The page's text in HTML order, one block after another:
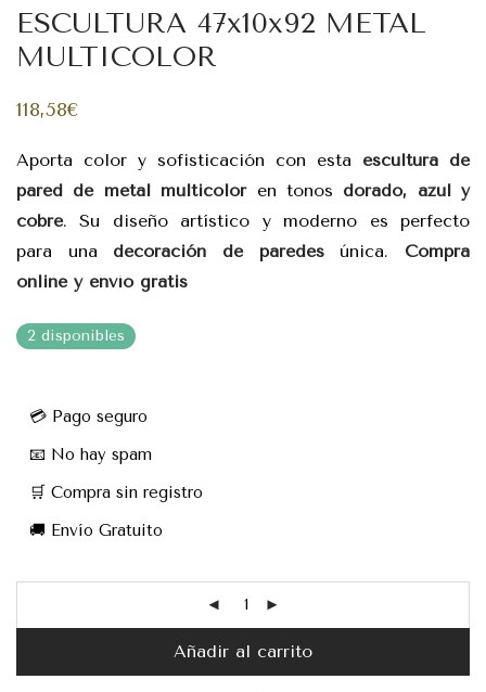
ESCULTURA 47x10x92 METAL
MULTICOLOR
118,58€
Aporta color y sofisticación con esta escultura de
pared de metal multicoloren tonos dorado, azul y
cobre. Su diseño artístico y moderno es perfecto
para una decoración de paredesúnica. Compra
online y envío gratis
2 disponibles
💳 Pago seguro
📧 No hay spam
🛒 Compra sin registro
🚚 Envío Gratuito
Añadir al carrito